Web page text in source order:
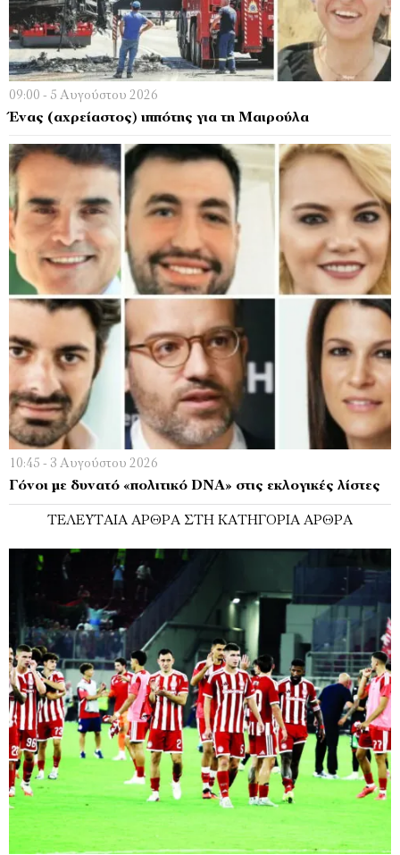
09:00 - 5 Αυγούστου 2026
Ένας (αχρείαστος) ιππότης για τη Μαιρούλα
10:45 - 3 Αυγούστου 2026
Γόνοι με δυνατό «πολιτικό DNA» στις εκλογικές λίστες
ΤΕΛΕΥΤΑΊΑ ΆΡΘΡΑ ΣΤΗ ΚΑΤΗΓΟΡΊΑ ΆΡΘΡΑ